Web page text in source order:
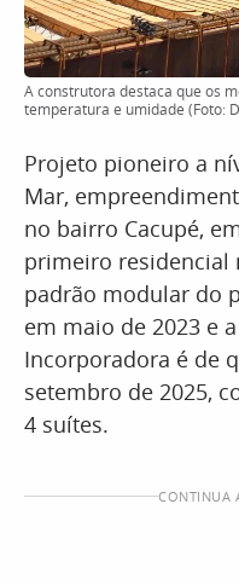
A construtora destaca que os
temperatura e umidade (Foto:
Projeto pioneiro a
Mar,
no bairro Cacupé,
primeiro
padrão modular do
em maio de 2023 e
Incorporadora é de
setembro de 2025,
4 suítes.
CONTINUA